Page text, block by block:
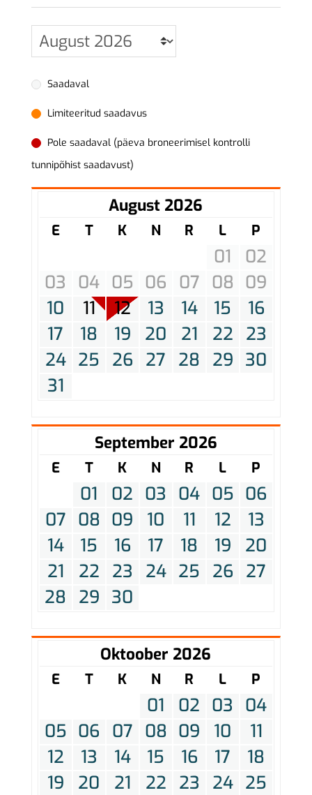
Saadaval
Limiteeritud saadavus
Pole saadaval (päeva broneerimisel kontrolli
tunnipõhist saadavust)
August 2026
E T K N R L P
01
02
03
04 05 06 07 08
09
10
11 12 13 14 15
16
17
18 19 20 21 22
23
24 25 26 27 28 29 30
31
September 2026
E T K N R L P
01 02 03 04 05 06
07 08 09 10 11 12
13
14
15 16 17 18 19
20
21
22 23 24 25 26
27
28
29 30
Oktoober 2026
E T K N R L P
01 02 03
04
05 06 07 08 09 10
11
12
13 14 15 16 17
18
19
20 21 22 23 24 25